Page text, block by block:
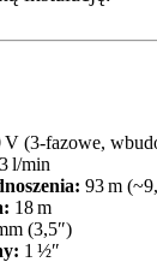
V (3‑fazowe,
l/min
93 m
18 m
(3,5″)
1 ½″